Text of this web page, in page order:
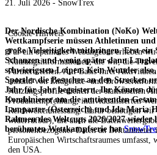
Cookie-Hinweis
Für ein optimales Webangebot erheben
Nutzungsinformationen, die wir, die
Partnern teilen. Auf Basis Ihrer
anhand von Endgeräte- und
Nutzungsprofile dienen der statistischen
Produktempfehlung, individualisierten
Reichweitenmessung. Dafür benötigen
widerrufbar), die auch die
personenbezogener Daten an
Europäischen Wirtschaftsraumes
den USA.
21. Juli 2026 - SnowTrex
Der Nordische Kombination (NoKo)
Wettkampfserie müssen Athletinnen
große Vielseitigkeit mitbringen. Erst ein
Schanzen und wenig später dann
schwierigsten Loipen. Kein Wunder
Sportler die Besucher an den Strecken
Jahr für Jahr begeistern. Ihr Können
Kombinierer um die amtierenden
Lamparter (Österreich) und Ida Maria
Rahmen des Weltcups 2026/2027 wieder
berühmten Wettkampfserie hat